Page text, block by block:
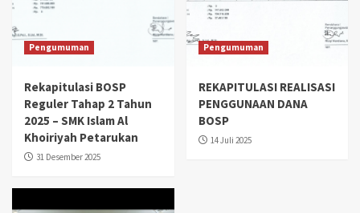
Pengumuman
Rekapitulasi BOSP
Reguler Tahap 2 Tahun
2025 – SMK Islam Al
Khoiriyah Petarukan
31 Desember 2025
Pengumuman
REKAPITULASI REALISASI
PENGGUNAAN DANA
BOSP
14 Juli 2025